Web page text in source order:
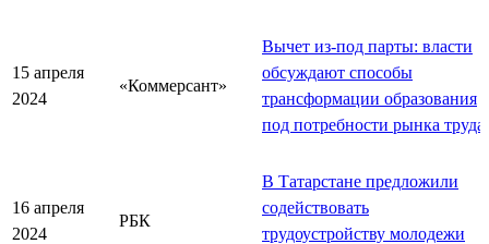
15 апреля
2024
«Коммерсант»
Вычет из-под парты: власти
обсуждают способы
трансформации образования
под потребности рынка труда
16 апреля
2024
РБК
В Татарстане предложили
содействовать
трудоустройству молодежи